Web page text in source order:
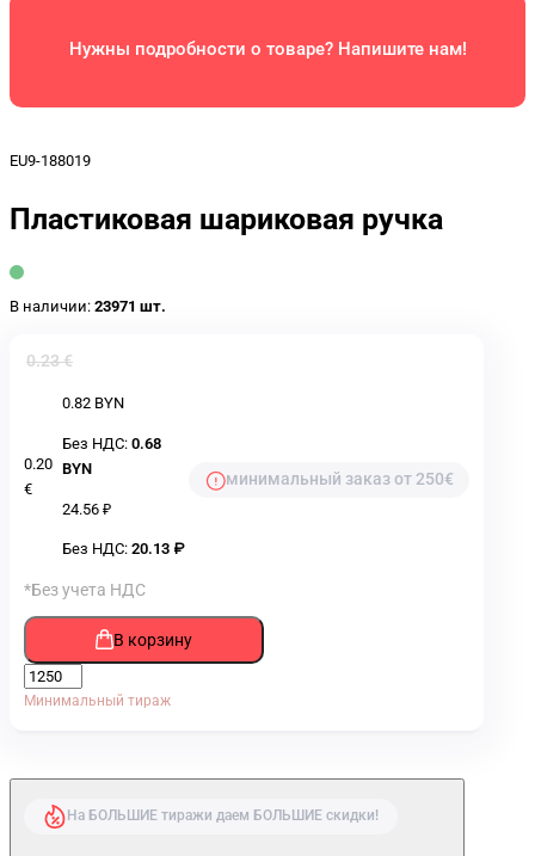
Нужны подробности о товаре? Напишите нам!
EU9-188019
Пластиковая шариковая ручка
В наличии: 23971 шт.
0.20
€
0.82 BYN
Без НДС:0.68
BYN
24.56 ₽
Без НДС:20.13 ₽
минимальный заказ от 250€
0.23 €
*Без учета НДС
В корзину
Минимальный тираж
На БОЛЬШИЕ тиражи даем БОЛЬШИЕ скидки!